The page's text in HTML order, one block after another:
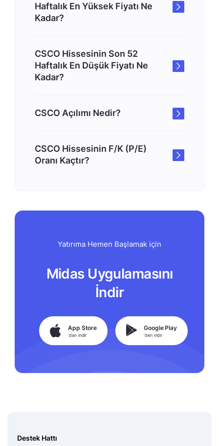
Haftalık En Yüksek Fiyatı Ne
Kadar?
CSCO Hissesinin Son 52
Haftalık En Düşük Fiyatı Ne
Kadar?
CSCO Açılımı Nedir?
CSCO Hissesinin F/K (P/E)
Oranı Kaçtır?
Yatırıma Hemen Başlamak için
Midas Uygulamasını
İndir
App Store
'dan indir
Google Play
'den indir
Destek Hattı